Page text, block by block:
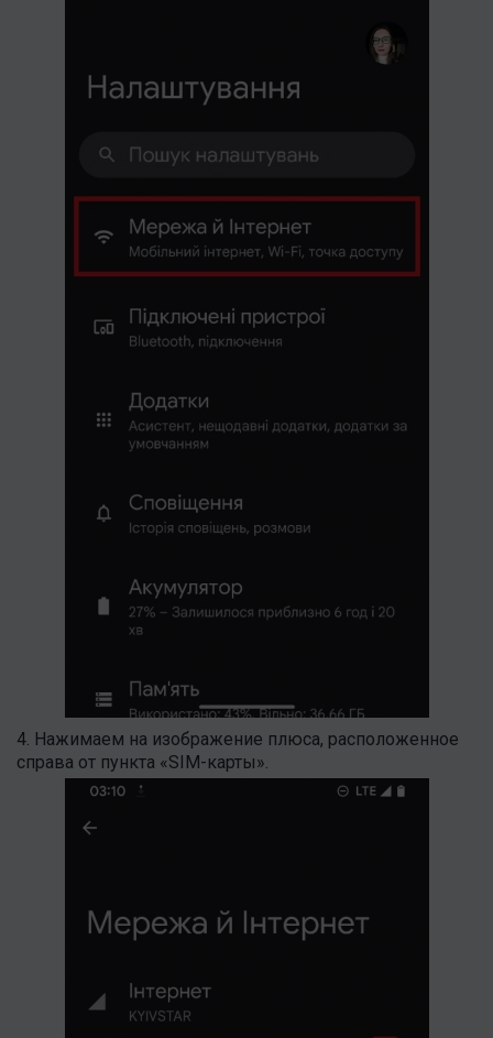
4. Нажимаем на изображение плюса, расположенное
справа от пункта «SIM-карты».